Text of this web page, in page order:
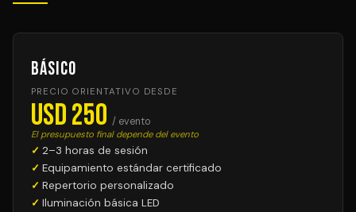
Básico
PRECIO ORIENTATIVO DESDE
USD 250 / evento
El presupuesto final depende del evento
2–3 horas de sesión
Equipamiento estándar certificado
Repertorio personalizado
Iluminación básica LED